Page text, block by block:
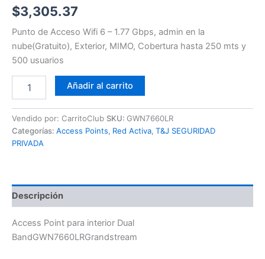
$3,305.37
Punto de Acceso Wifi 6 – 1.77 Gbps, admin en la
nube(Gratuito), Exterior, MIMO, Cobertura hasta 250 mts y
500 usuarios
Añadir al carrito
Vendido por: CarritoClub SKU: GWN7660LR
Categorías: Access Points, Red Activa, T&J SEGURIDAD
PRIVADA
Descripción
Access Point para interior Dual
BandGWN7660LRGrandstream